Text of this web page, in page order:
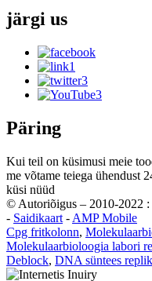
järgi us
Päring
Kui teil on küsimusi meie
me võtame teiega ühendust
küsi nüüd
© Autoriõigus – 2010-2022
- Saidikaart - AMP Mobile
Cpg fritkolonn,
Molekulaarbioloogia labori
Deblock, DNA süntees